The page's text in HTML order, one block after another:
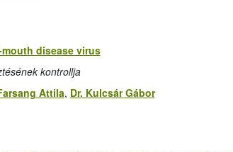
disease virus
kontrollja
Attila, Dr. Kulcsár Gábor